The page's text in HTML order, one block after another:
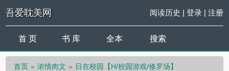
吾爱耽美网 阅读历史 | 登录| 注册
首 页 书 库 全本 搜索
首页 浓情肉文
日在校园【H/校园游戏/修罗场】